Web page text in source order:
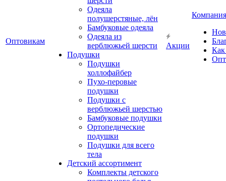
Оптовикам
Одеяла
полушерстяные, лён
Бамбуковые одеяла
Одеяла из
верблюжьей шерсти
Подушки
Подушки
холлофайбер
Пухо-перовые
подушки
Подушки с
верблюжьей шерстью
Бамбуковые подушки
Ортопедические
подушки
Подушки для всего
тела
Детский ассортимент
Комплекты детского
Акции
Компания
Как